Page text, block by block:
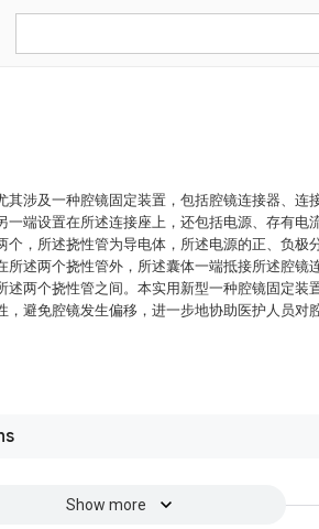
其涉及一种腔镜固定装置，包括腔镜连接器、连
一端设置在所述连接座上，还包括电源、存有电
个，所述挠性管为导电体，所述电源的正、负极
所述两个挠性管外，所述囊体一端抵接所述腔镜
述两个挠性管之间。本实用新型一种腔镜固定装
，避免腔镜发生偏移，进一步地协助医护人员对
Show more